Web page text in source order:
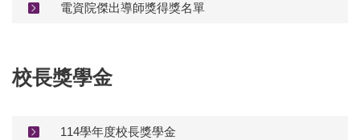
電資院傑出導師獎得獎名單
校長獎學金
114學年度校長獎學金